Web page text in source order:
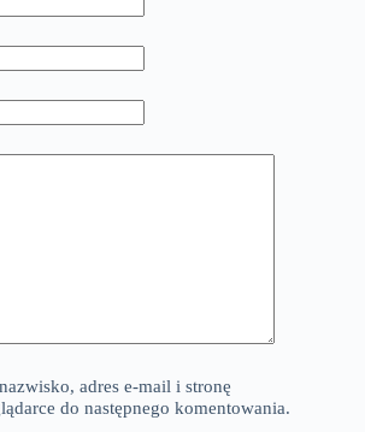
adres e-mail i stronę
do następnego komentowania.